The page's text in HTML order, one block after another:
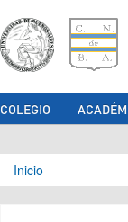
COLEGIO
Se
Inicio